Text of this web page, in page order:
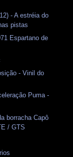
- A estréia do
pistas
Espartano de
- Vinil do
Puma -
borracha Capô
/ GTS